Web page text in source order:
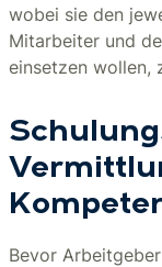
wobei sie den
Mitarbeiter und
einsetzen wollen,
Bevor